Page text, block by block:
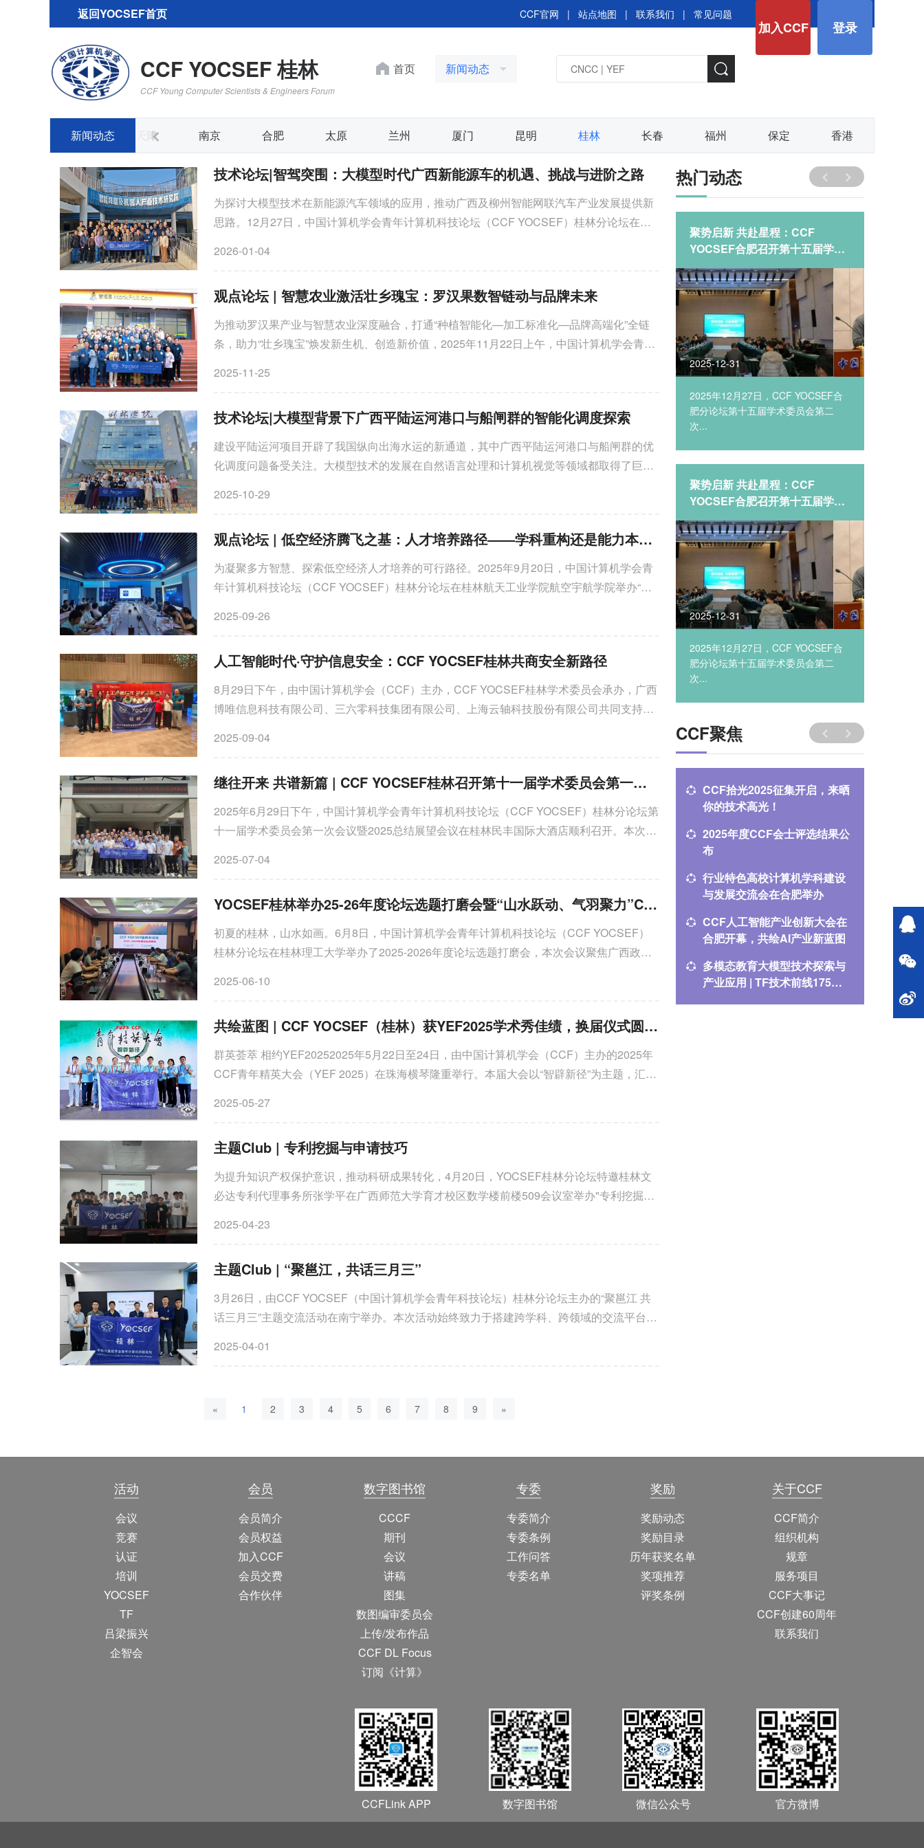
返回YOCSEF首页
加入CCF 登录
CCF官网 | 站点地图 | 联系我们 | 常见问题
CCF YOCSEF 桂林
CCF Young Computer Scientists & Engineers Forum
首页 新闻动态
新闻动态
深圳 天津 南京 合肥 太原 兰州 厦门 昆明 桂林 长春 福州 保定 香港
技术论坛|智驾突围：大模型时代广西新能源车的机遇、挑战与进阶之路
为探讨大模型技术在新能源汽车领域的应用，推动广西及柳州智能网联汽车产业发展提供新
思路。12月27日，中国计算机学会青年计算机科技论坛（CCF YOCSEF）桂林分论坛在柳
2026-01-04
观点论坛 | 智慧农业激活壮乡瑰宝：罗汉果数智链动与品牌未来
为推动罗汉果产业与智慧农业深度融合，打通“种植智能化—加工标准化—品牌高端化”全链
条，助力“壮乡瑰宝”焕发新生机、创造新价值，2025年11月22日上午，中国计算机学会青年
2025-11-25
技术论坛|大模型背景下广西平陆运河港口与船闸群的智能化调度探索
建设平陆运河项目开辟了我国纵向出海水运的新通道，其中广西平陆运河港口与船闸群的优
化调度问题备受关注。大模型技术的发展在自然语言处理和计算机视觉等领域都取得了巨大
2025-10-29
观点论坛 | 低空经济腾飞之基：人才培养路径——学科重构还是能力本位？
为凝聚多方智慧、探索低空经济人才培养的可行路径。2025年9月20日，中国计算机学会青
年计算机科技论坛（CCF YOCSEF）桂林分论坛在桂林航天工业学院航空宇航学院举办“低
2025-09-26
人工智能时代·守护信息安全：CCF YOCSEF桂林共商安全新路径
8月29日下午，由中国计算机学会（CCF）主办，CCF YOCSEF桂林学术委员会承办，广西
博唯信息科技有限公司、三六零科技集团有限公司、上海云轴科技股份有限公司共同支持
2025-09-04
继往开来 共谱新篇 | CCF YOCSEF桂林召开第十一届学术委员会第一次会议暨2025总结展望会议
2025年6月29日下午，中国计算机学会青年计算机科技论坛（CCF YOCSEF）桂林分论坛第
十一届学术委员会第一次会议暨2025总结展望会议在桂林民丰国际大酒店顺利召开。本次会
2025-07-04
YOCSEF桂林举办25-26年度论坛选题打磨会暨“山水跃动、气羽聚力”Club活动
初夏的桂林，山水如画。6月8日，中国计算机学会青年计算机科技论坛（CCF YOCSEF）
桂林分论坛在桂林理工大学举办了2025-2026年度论坛选题打磨会，本次会议聚焦广西政策
2025-06-10
共绘蓝图 | CCF YOCSEF（桂林）获YEF2025学术秀佳绩，换届仪式圆满举行
群英荟萃 相约YEF20252025年5月22日至24日，由中国计算机学会（CCF）主办的2025年
CCF青年精英大会（YEF 2025）在珠海横琴隆重举行。本届大会以“智辟新径”为主题，汇聚
2025-05-27
主题Club | 专利挖掘与申请技巧
为提升知识产权保护意识，推动科研成果转化，4月20日，YOCSEF桂林分论坛特邀桂林文
必达专利代理事务所张学平在广西师范大学育才校区数学楼前楼509会议室举办"专利挖掘与
2025-04-23
主题Club | “聚邕江，共话三月三”
3月26日，由CCF YOCSEF（中国计算机学会青年科技论坛）桂林分论坛主办的“聚邕江 共
话三月三”主题交流活动在南宁举办。本次活动始终致力于搭建跨学科、跨领域的交流平台，
2025-04-01
« 1 2 3 4 5 6 7 8 9 »
热门动态
CCF YOCSEF合肥举办“生成式
年12月27日，CCF YOCSEF合肥成...
论坛
年12月27日，CCF YOCSEF合肥成...
聚势启新 共赴星程：CCF
YOCSEF合肥召开第十五届学术
委员会第二次会议
2025-12-31
2025年12月27日，CCF YOCSEF合
肥分论坛第十五届学术委员会第二
次...
聚势启新 共赴星程：CCF
YOCSEF合肥召开第十五届学术
委员会第二次会议
2025-12-31
2025年12月27日，CCF YOCSEF合
肥分论坛第十五届学术委员会第二
次...
CCF聚焦
CCF拾光2025征集开启，来晒
你的技术高光！
2025年度CCF会士评选结果公
布
行业特色高校计算机学科建设
与发展交流会在合肥举办
CCF人工智能产业创新大会在
合肥开幕，共绘AI产业新蓝图
多模态教育大模型技术探索与
产业应用 | TF技术前线175期
字孪生
CCSP
学丁文
CCSP
活动
会议
竞赛
认证
培训
YOCSEF
TF
吕梁振兴
企智会
会员
会员简介
会员权益
加入CCF
会员交费
合作伙伴
数字图书馆
CCCF
期刊
会议
讲稿
图集
数图编审委员会
上传/发布作品
CCF DL Focus
订阅《计算》
专委
专委简介
专委条例
工作问答
专委名单
奖励
奖励动态
奖励目录
历年获奖名单
奖项推荐
评奖条例
关于CCF
CCF简介
组织机构
规章
服务项目
CCF大事记
CCF创建60周年
联系我们
CCFLink APP 数字图书馆 微信公众号 官方微博